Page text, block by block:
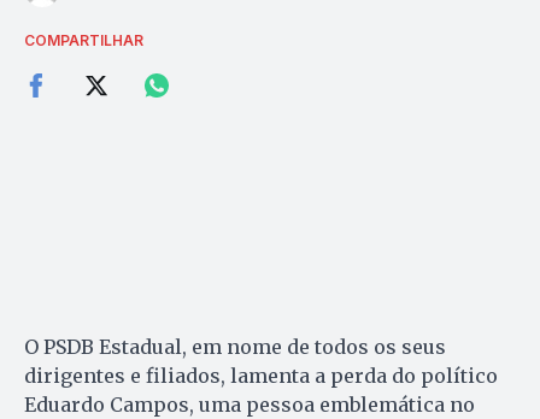
COMPARTILHAR
O PSDB Estadual, em nome de todos os seus
dirigentes e filiados, lamenta a perda do político
Eduardo Campos, uma pessoa emblemática no